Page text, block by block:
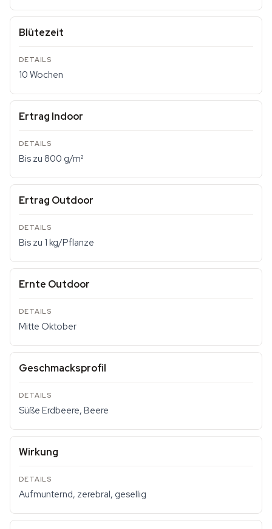
Blütezeit
10 Wochen
Ertrag Indoor
Bis zu 800 g/m²
Ertrag Outdoor
Bis zu 1 kg/Pflanze
Ernte Outdoor
Mitte Oktober
Geschmacksprofil
Süße Erdbeere, Beere
Wirkung
Aufmunternd, zerebral, gesellig